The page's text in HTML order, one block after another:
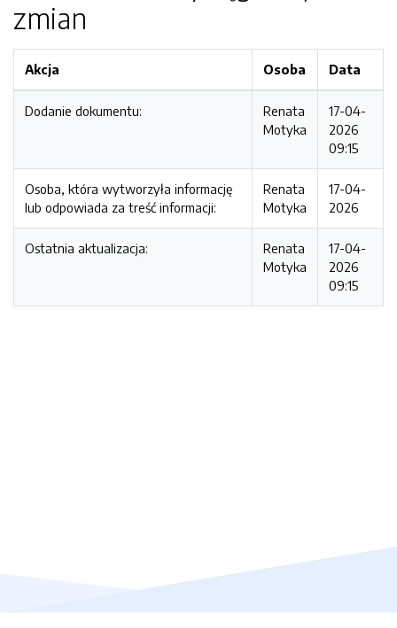
zmian
Akcja Osoba Data
Dodanie dokumentu:
Renata
Motyka
17-04-
2026
09:15
Osoba, która wytworzyła informację
lub odpowiada za treść informacji:
Renata
Motyka
17-04-
2026
Ostatnia aktualizacja:
Renata
Motyka
17-04-
2026
09:15